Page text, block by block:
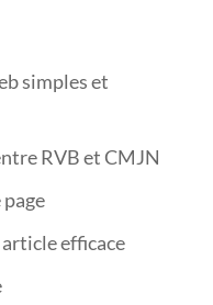
simples et
RVB et CMJN
efficace